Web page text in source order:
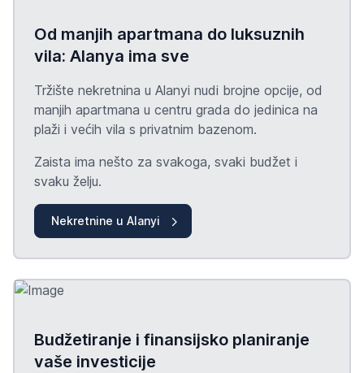
Od manjih apartmana do luksuznih
vila: Alanya ima sve
Tržište nekretnina u Alanyi nudi brojne opcije, od
manjih apartmana u centru grada do jedinica na
plaži i većih vila s privatnim bazenom.
Zaista ima nešto za svakoga, svaki budžet i
svaku želju.
Nekretnine u Alanyi
Budžetiranje i finansijsko planiranje
vaše investicije